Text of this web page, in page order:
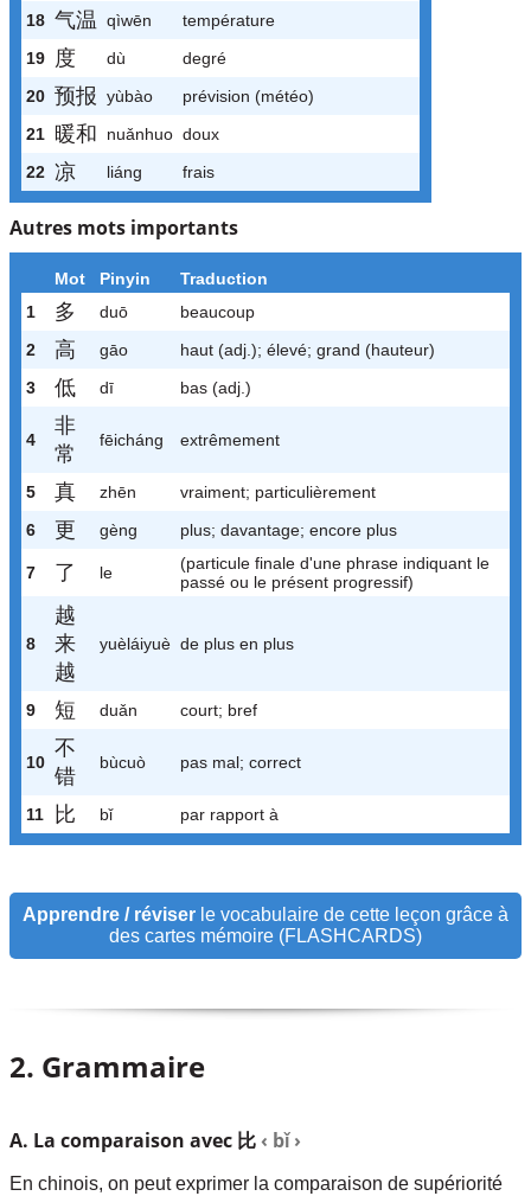
18 气温 qìwēn
température
19
度 dù
degré
20 预报 yùbào
prévision (météo)
21 暖和 nuǎnhuo doux
22 凉 liáng frais
Autres mots importants
Mot Pinyin
Traduction
1
多 duō
beaucoup
2
高 gāo
haut (adj.); élevé; grand (hauteur)
3
低 dī bas (adj.)
4
非
常
fēicháng extrêmement
5 真 zhēn
vraiment; particulièrement
6
更 gèng plus; davantage; encore plus
7 了 le
(particule finale d'une phrase indiquant le
passé ou le présent progressif)
8
越
来
越
yuèláiyuè de plus en plus
9 短 duǎn court; bref
10
不
错
bùcuò pas mal; correct
11 比 bǐ par rapport à
Apprendre / réviser le vocabulaire de cette leçon grâce à
des cartes mémoire (FLASHCARDS)
2. Grammaire
A. La comparaison avec 比‹ bǐ ›
En chinois, on peut exprimer la comparaison de supériorité